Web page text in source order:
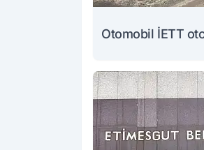
Otomobil İETT